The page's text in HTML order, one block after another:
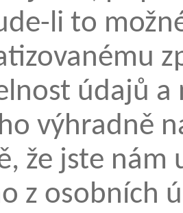
li to
údajů
výhradně
že jste nám
z osobních